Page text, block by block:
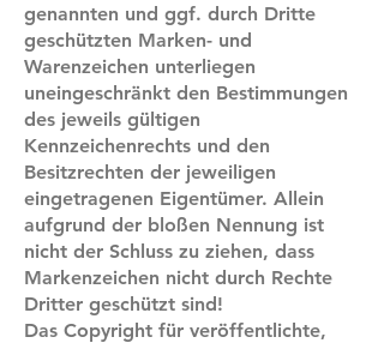
genannten und ggf. durch Dritte
geschützten Marken- und
Warenzeichen unterliegen
uneingeschränkt den Bestimmungen
des jeweils gültigen
Kennzeichenrechts und den
Besitzrechten der jeweiligen
eingetragenen Eigentümer. Allein
aufgrund der bloßen Nennung ist
nicht der Schluss zu ziehen, dass
Markenzeichen nicht durch Rechte
Dritter geschützt sind!
Das Copyright für veröffentlichte,